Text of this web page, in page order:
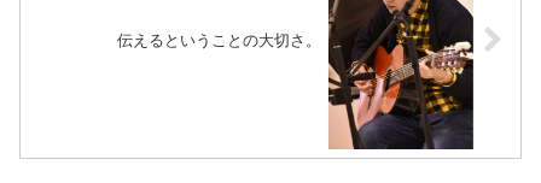
伝えるということの大切さ。